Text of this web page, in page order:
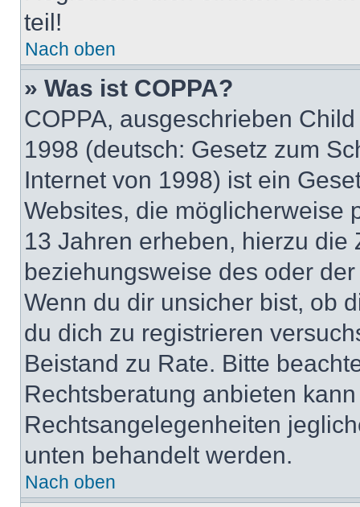
teil!
Nach oben
» Was ist COPPA?
COPPA, ausgeschrieben
1998 (deutsch: Gesetz zum
Internet von 1998) ist ein
Websites, die möglicherweise
13 Jahren erheben, hierzu die
beziehungsweise des oder
Wenn du dir unsicher bist, ob
du dich zu registrieren
Beistand zu Rate. Bitte
Rechtsberatung anbieten
Rechtsangelegenheiten
unten behandelt werden.
Nach oben